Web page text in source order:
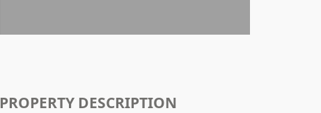
PROPERTY DESCRIPTION